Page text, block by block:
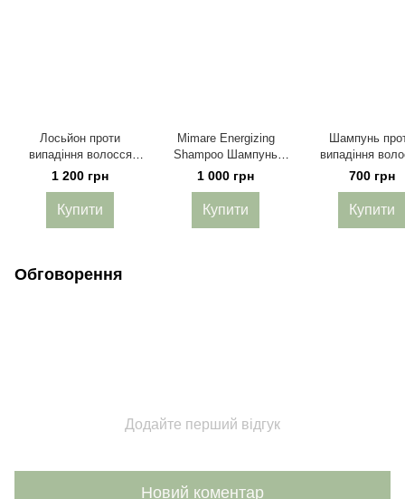
Лосьйон проти
випадіння волосся
Mimare Energizing
Lotion 125 мл
1 200 грн
Купити
Mimare Energizing
Shampoo Шампунь
проти випадіння
волосся 480 мл
1 000 грн
Купити
Шампунь
випадіння
Mimare
Shampoo 200
700 грн
Купити
Обговорення
Додайте перший відгук
Новий коментар